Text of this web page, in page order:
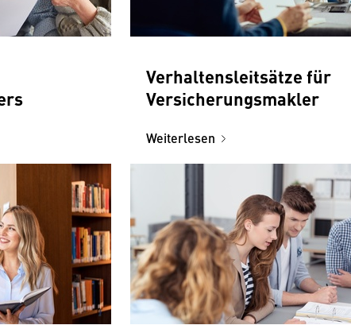
Verhaltensleitsätze für
Versicherungsmakler
Weiterlesen